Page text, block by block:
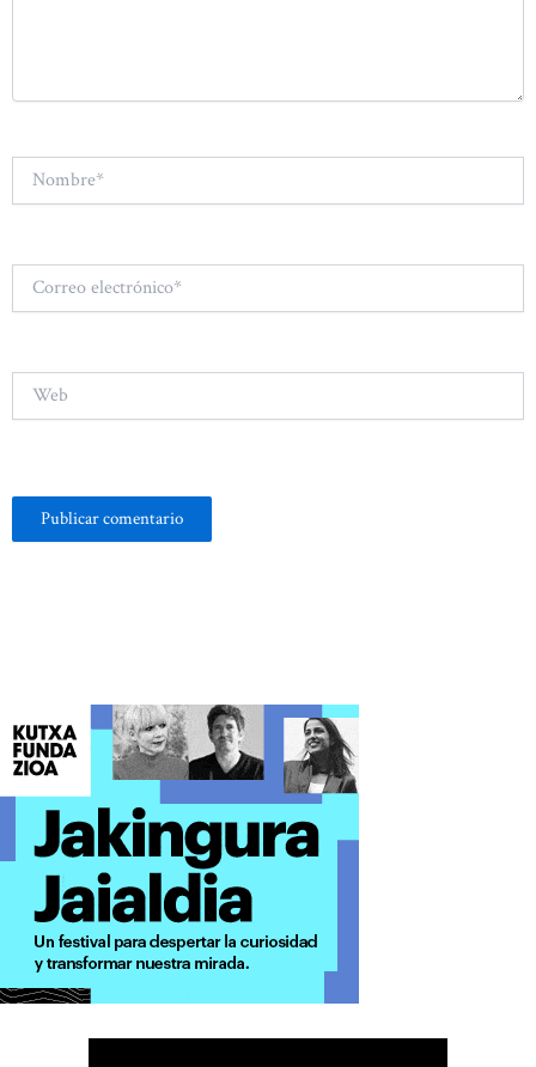
Nombre*
Correo
electrónico*
Web